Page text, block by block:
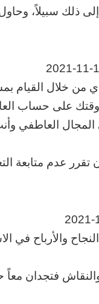
ذلك سبيلاً،
من خلال القيام
على حساب
العاطفي
عدم متابعة
والأرباح في
فتجدان